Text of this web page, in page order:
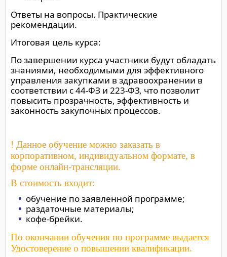
Ответы на вопросы. Практические
рекомендации.
Итоговая цель курса:
По завершении курса участники будут обладать
знаниями, необходимыми для эффективного
управления закупками в здравоохранении в
соответствии с 44-ФЗ и 223-ФЗ, что позволит
повысить прозрачность, эффективность и
законность закупочных процессов.
! Данное обучение можно заказать в
корпоративном, индивидуальном формате, в
форме онлайн-трансляции.
В стоимость входит:
обучение по заявленной программе;
раздаточные материалы;
кофе-брейки.
По окончании обучения по программе выдается
Удостоверение о повышении квалификации.